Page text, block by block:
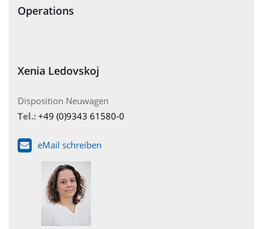
Operations
Xenia Ledovskoj
Disposition Neuwagen
Tel.: +49 (0)9343 61580-0
eMail schreiben